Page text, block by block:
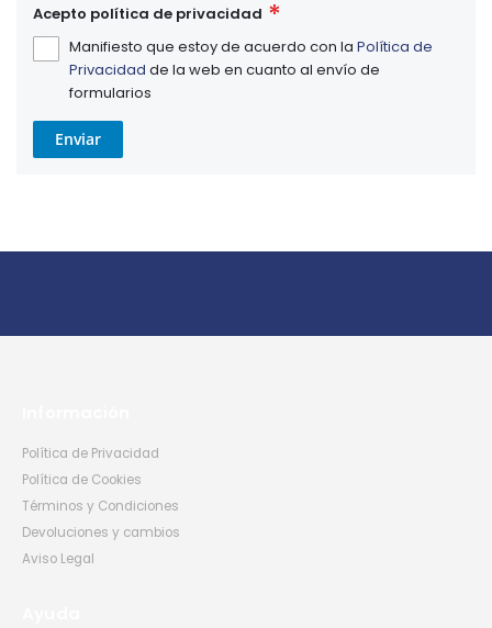
Acepto política de privacidad
Manifiesto que estoy de acuerdo con la Política de
Privacidad de la web en cuanto al envío de
formularios
Enviar
Política de Privacidad
Política de Cookies
Términos y Condiciones
Devoluciones y cambios
Aviso Legal